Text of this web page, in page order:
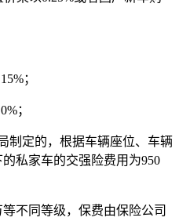
；
；
制定的，根据车辆座位、车辆
私家车的交强险费用为950
不同等级，保费由保险公司